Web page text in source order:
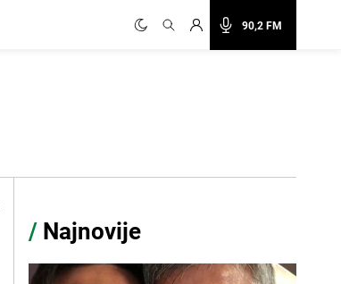
90,2 FM
/ Najnovije